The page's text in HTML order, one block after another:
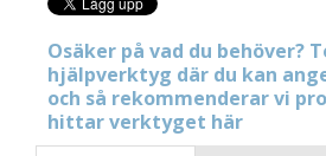
Osäker på vad du behöver?
hjälpverktyg där du kan
och så rekommenderar vi
hittar verktyget här